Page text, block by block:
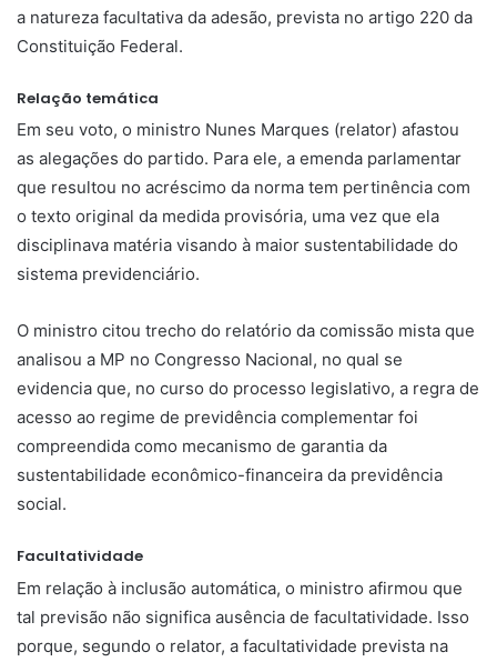
a natureza facultativa da adesão, prevista no artigo 220 da
Constituição Federal.
Relação temática
Em seu voto, o ministro Nunes Marques (relator) afastou
as alegações do partido. Para ele, a emenda parlamentar
que resultou no acréscimo da norma tem pertinência com
o texto original da medida provisória, uma vez que ela
disciplinava matéria visando à maior sustentabilidade do
sistema previdenciário.
O ministro citou trecho do relatório da comissão mista que
analisou a MP no Congresso Nacional, no qual se
evidencia que, no curso do processo legislativo, a regra de
acesso ao regime de previdência complementar foi
compreendida como mecanismo de garantia da
sustentabilidade econômico-financeira da previdência
social.
Facultatividade
Em relação à inclusão automática, o ministro afirmou que
tal previsão não significa ausência de facultatividade. Isso
porque, segundo o relator, a facultatividade prevista na